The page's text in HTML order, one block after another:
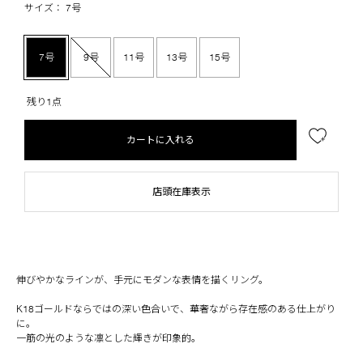
サイズ： 7号
7号 9号 11号 13号 15号
残り1点
カートに入れる
店頭在庫表示
伸びやかなラインが、手元にモダンな表情を描くリング。
K18ゴールドならではの深い色合いで、華奢ながら存在感のある仕上がり
に。
一筋の光のような凛とした輝きが印象的。